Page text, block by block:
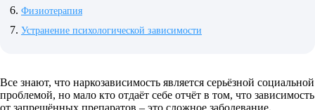
Физиотерапия
Устранение психологической зависимости
Все знают, что наркозависимость является серьёзной социальной
проблемой, но мало кто отдаёт себе отчёт в том, что зависимость
от запрещённых препаратов – это сложное заболевание.